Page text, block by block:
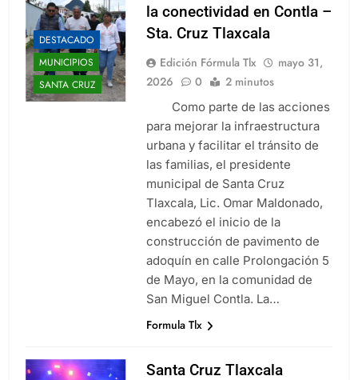
DESTACADO
MUNICIPIOS
SANTA CRUZ
la conectividad en Contla –
Sta. Cruz Tlaxcala
Edición Fórmula Tlx
mayo 31,
2026
0 2 minutos
Como parte de las acciones
para mejorar la infraestructura
urbana y facilitar el tránsito de
las familias, el presidente
municipal de Santa Cruz
Tlaxcala, Lic. Omar Maldonado,
encabezó el inicio de la
construcción de pavimento de
adoquín en calle Prolongación 5
de Mayo, en la comunidad de
San Miguel Contla. La…
Formula Tlx
Santa Cruz Tlaxcala